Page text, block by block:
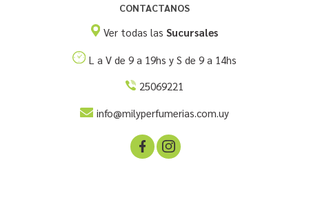
CONTACTANOS
Ver todas las Sucursales
L a V de 9 a 19hs y S de 9 a 14hs
25069221
info@milyperfumerias.com.uy